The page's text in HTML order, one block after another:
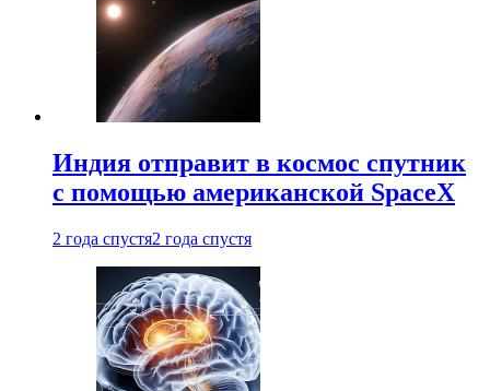
Индия отправит в космос спутник
с помощью американской SpaceX
2 года спустя2 года спустя